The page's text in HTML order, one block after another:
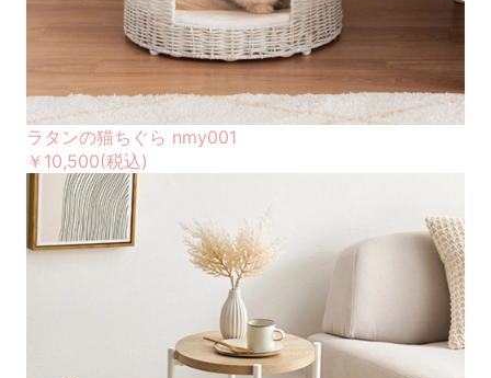
ラタンの猫ちぐら nmy001
￥10,500(税込)